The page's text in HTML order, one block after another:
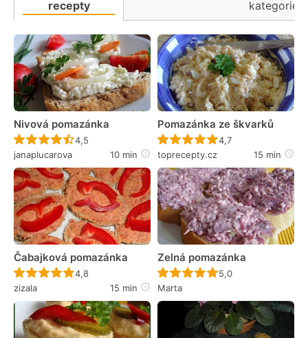
recepty kategorie
Nivová pomazánka
Recept ještě nebyl hodnocen
4,5
janaplucarova
10 min
Pomazánka ze škvarků
Recept ještě nebyl
4,7
toprecepty.cz
15 min
Čabajková pomazánka
Recept ještě nebyl hodnocen
4,8
zizala
15 min
Zelná pomazánka
Recept ještě nebyl
5,0
Marta